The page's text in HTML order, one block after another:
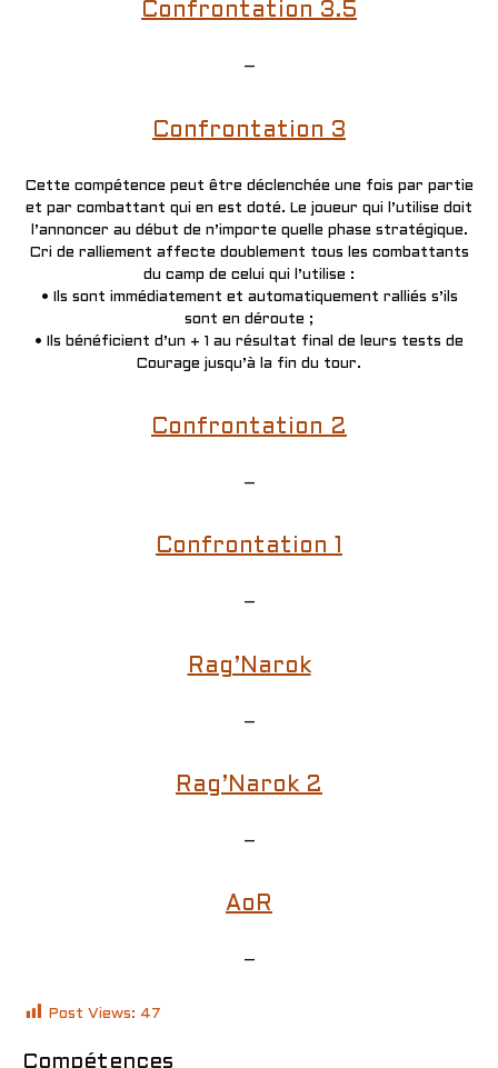
Confrontation 3.5
–
Confrontation 3
Cette compétence peut être déclenchée une fois par partie
et par combattant qui en est doté. Le joueur qui l’utilise doit
l’annoncer au début de n’importe quelle phase stratégique.
Cri de ralliement affecte doublement tous les combattants
du camp de celui qui l’utilise :
• Ils sont immédiatement et automatiquement ralliés s’ils
sont en déroute ;
• Ils bénéficient d’un + 1 au résultat final de leurs tests de
Courage jusqu’à la fin du tour.
Confrontation 2
–
Confrontation 1
–
Rag’Narok
–
Rag’Narok 2
–
AoR
–
Post Views: 47
Compétences